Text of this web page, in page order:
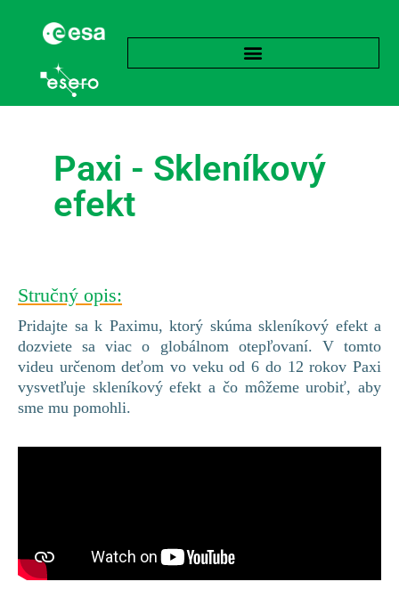
Paxi - Skleníkový
efekt
Stručný opis:
Pridajte sa k Paximu, ktorý skúma skleníkový efekt a
dozviete sa viac o globálnom otepľovaní. V tomto
videu určenom deťom vo veku od 6 do 12 rokov Paxi
vysvetľuje skleníkový efekt a čo môžeme urobiť, aby
sme mu pomohli.